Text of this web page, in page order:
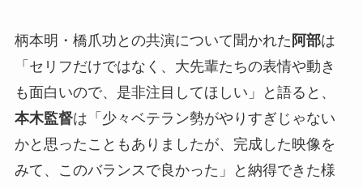
柄本明・橋爪功との共演について聞かれた 阿部は
「セリフだけではなく、大先輩たちの表情や動き
も面白いので、是非注目してほしい」と語ると、
本木監督は「少々ベテラン勢がやりすぎじゃない
かと思ったこともありましたが、完成した映像を
みて、このバランスで良かった」と納得できた様